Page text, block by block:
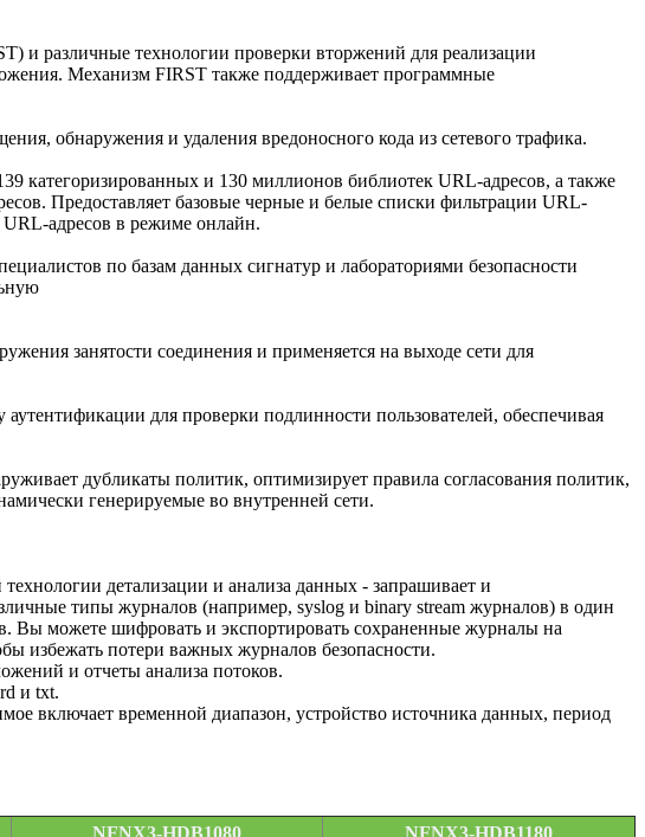
и различные технологии проверки вторжений для реализации
Механизм FIRST также поддерживает программные
обнаружения и удаления вредоносного кода из сетевого трафика.
категоризированных и 130 миллионов библиотек URL-адресов, а также
Предоставляет базовые черные и белые списки фильтрации URL-
URL-адресов в режиме онлайн.
по базам данных сигнатур и лабораториями безопасности
занятости соединения и применяется на выходе сети для
для проверки подлинности пользователей, обеспечивая
дубликаты политик, оптимизирует правила согласования политик,
генерируемые во внутренней сети.
детализации и анализа данных - запрашивает и
типы журналов (например, syslog и binary stream журналов) в один
Вы можете шифровать и экспортировать сохраненные журналы на
избежать потери важных журналов безопасности.
и отчеты анализа потоков.
и txt.
включает временной диапазон, устройство источника данных, период